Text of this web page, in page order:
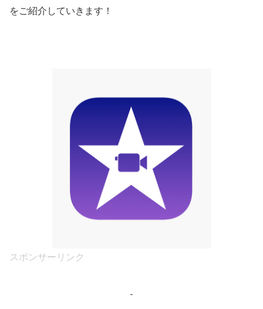
をご紹介していきます！
スポンサーリンク